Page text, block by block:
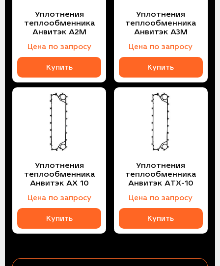
Уплотнения
теплообменника
Анвитэк A2M
Цена по запросу
Купить
Уплотнения
теплообменника
Анвитэк A3M
Цена по запросу
Купить
Уплотнения
теплообменника
Анвитэк AX 10
Цена по запросу
Купить
Уплотнения
теплообменника
Анвитэк ATX-10
Цена по запросу
Купить